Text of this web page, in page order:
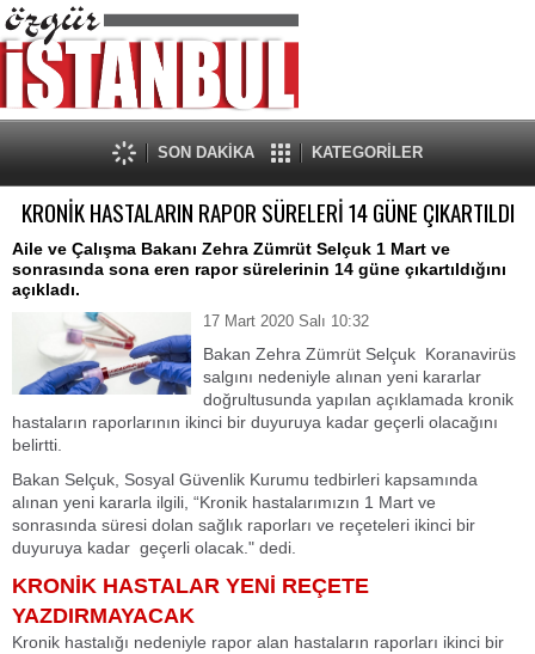
SON DAKİKA KATEGORİLER
KRONİK HASTALARIN RAPOR SÜRELERİ 14 GÜNE ÇIKARTILDI
Aile ve Çalışma Bakanı Zehra Zümrüt Selçuk 1 Mart ve
sonrasında sona eren rapor sürelerinin 14 güne çıkartıldığını
açıkladı.
17 Mart 2020 Salı 10:32
Bakan Zehra Zümrüt Selçuk Koranavirüs
salgını nedeniyle alınan yeni kararlar
doğrultusunda yapılan açıklamada kronik
hastaların raporlarının ikinci bir duyuruya kadar geçerli olacağını
belirtti.
Bakan Selçuk, Sosyal Güvenlik Kurumu tedbirleri kapsamında
alınan yeni kararla ilgili, “Kronik hastalarımızın 1 Mart ve
sonrasında süresi dolan sağlık raporları ve reçeteleri ikinci bir
duyuruya kadar geçerli olacak." dedi.
KRONİK HASTALAR YENİ REÇETE
YAZDIRMAYACAK
Kronik hastalığı nedeniyle rapor alan hastaların raporları ikinci bir